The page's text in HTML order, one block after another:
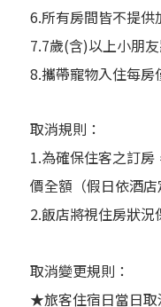
6.所有房間皆不提供
7.7歲(含)以上小朋
8.攜帶寵物入住每房
取消規則：
1.為確保住客之訂
價全額（假日依酒店
2.飯店將視住房狀況
取消變更規則：
★旅客住宿日當日取